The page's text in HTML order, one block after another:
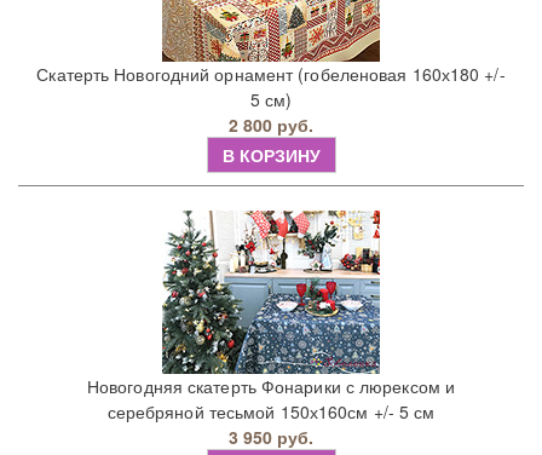
Скатерть Новогодний орнамент (гобеленовая 160х180 +/-
5 см)
2 800 руб.
В КОРЗИНУ
Новогодняя скатерть Фонарики с люрексом и
серебряной тесьмой 150х160см +/- 5 см
3 950 руб.